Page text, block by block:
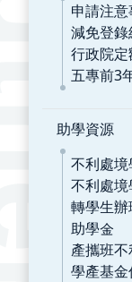
申請注
減免登錄
行政院
五專前3
助學資源
不利處
不利處
轉學生
助學金
產攜班
學產基